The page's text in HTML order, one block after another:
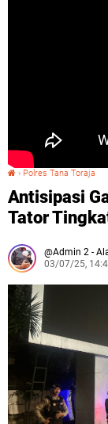
› Polres Tana Toraja
Antisipasi
Tator
Admin 2 -
03/07/25,